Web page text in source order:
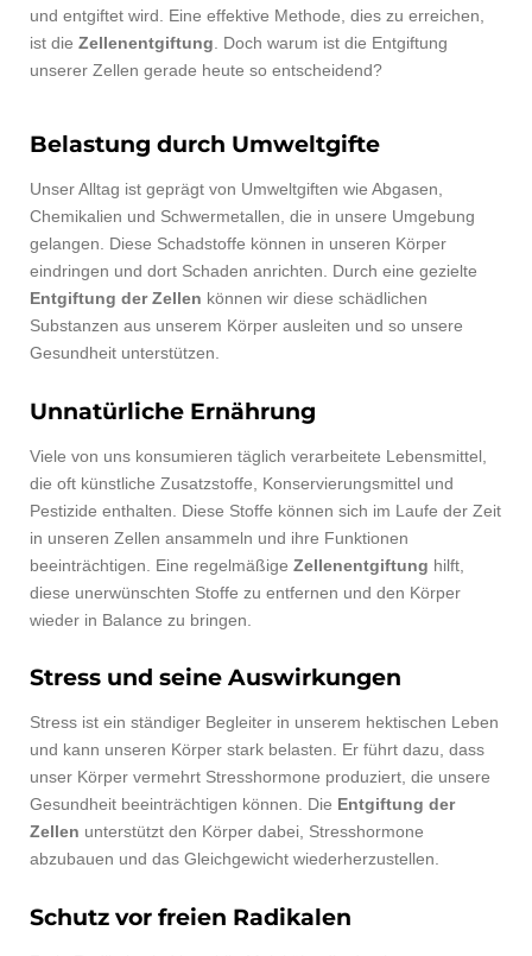
und entgiftet wird. Eine effektive Methode, dies zu erreichen,
ist die Zellenentgiftung. Doch warum ist die Entgiftung
unserer Zellen gerade heute so entscheidend?
Belastung durch Umweltgifte
Unser Alltag ist geprägt von Umweltgiften wie Abgasen,
Chemikalien und Schwermetallen, die in unsere Umgebung
gelangen. Diese Schadstoffe können in unseren Körper
eindringen und dort Schaden anrichten. Durch eine gezielte
Entgiftung der Zellen können wir diese schädlichen
Substanzen aus unserem Körper ausleiten und so unsere
Gesundheit unterstützen.
Unnatürliche Ernährung
Viele von uns konsumieren täglich verarbeitete Lebensmittel,
die oft künstliche Zusatzstoffe, Konservierungsmittel und
Pestizide enthalten. Diese Stoffe können sich im Laufe der Zeit
in unseren Zellen ansammeln und ihre Funktionen
beeinträchtigen. Eine regelmäßige Zellenentgiftung hilft,
diese unerwünschten Stoffe zu entfernen und den Körper
wieder in Balance zu bringen.
Stress und seine Auswirkungen
Stress ist ein ständiger Begleiter in unserem hektischen Leben
und kann unseren Körper stark belasten. Er führt dazu, dass
unser Körper vermehrt Stresshormone produziert, die unsere
Gesundheit beeinträchtigen können. Die Entgiftung der
Zellen unterstützt den Körper dabei, Stresshormone
abzubauen und das Gleichgewicht wiederherzustellen.
Schutz vor freien Radikalen